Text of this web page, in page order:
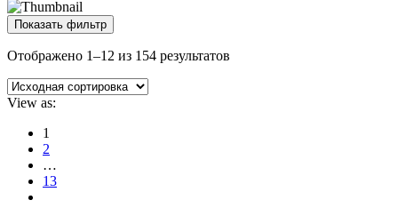
Показать фильтр
Отображено 1–12 из 154 результатов
View as:
1
2
…
13